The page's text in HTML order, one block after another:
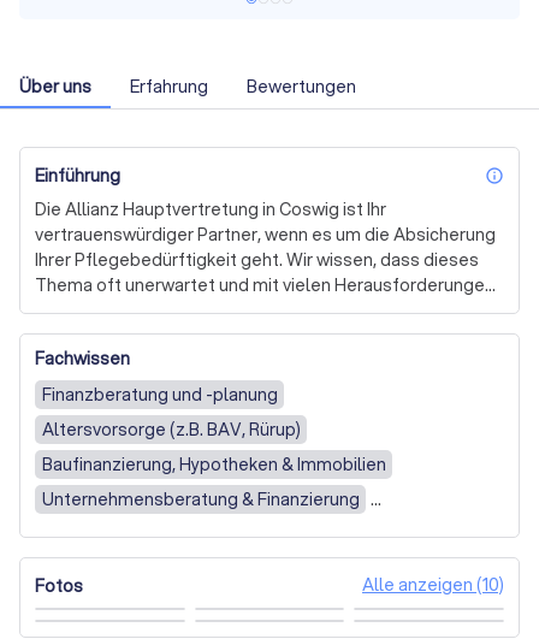
Über uns Erfahrung Bewertungen
Einführung
Die Allianz Hauptvertretung in Coswig ist Ihr
vertrauenswürdiger Partner, wenn es um die Absicherung
Ihrer Pflegebedürftigkeit geht. Wir wissen, dass dieses
Thema oft unerwartet und mit vielen Herausforderungen
einhergeht. Deshalb bieten wir Ihnen mit der Allianz
Pflegezusatzversicherung eine Lösung, die Ihnen
finanzielle Unabhängigkeit und ein weitestgehend
eigenständiges Leben auch im Pflegefall ermöglicht.
Unsere Pflegezusatzversicherung deckt nicht nur die
Kosten für ambulante oder stationäre Pflege ab, sondern
bietet auch Service- und Assistance-Leistungen. Dazu
gehören persönliche Beratungen und Unterstützung bei
alltäglichen Herausforderungen. Mit der
Pflegeplatzgarantie können Sie sicher sein, binnen 24
Stunden einen Platz in einer Pflegeeinrichtung zu
erhalten. Zudem unterstützen wir pflegende Angehörige
Fachwissen
Finanzberatung und -planung
Altersvorsorge (z.B. BAV, Rürup)
Baufinanzierung, Hypotheken & Immobilien
Unternehmensberatung & Finanzierung
Geldanlage & Vermögensberatung
Per Telefon / Online / Videocall
Keine Präferenz
Fotos Alle anzeigen (10)